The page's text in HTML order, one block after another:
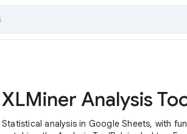
Statistical analysis in Google Sheets, with